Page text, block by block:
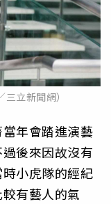
立新聞網）
年會踏進演藝
後來因故沒有
小虎隊的經紀
有藝人的氣